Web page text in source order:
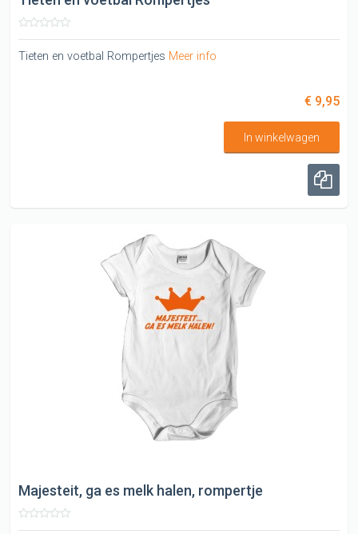
Tieten en voetbal Rompertjes Meer info
€ 9,95
In winkelwagen
Majesteit, ga es melk halen, rompertje